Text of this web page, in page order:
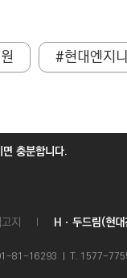
#현대엔지
충분합니다.
지 Hㆍ두드림(현
81-16293 ㅣ T. 1577-